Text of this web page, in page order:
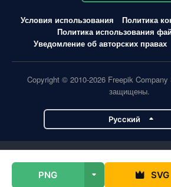
PNG SVG
Условия использования
Политика
Политика использования
Уведомление об авторских правах
Copyright © 2010-2026 Freepik
защищены.
Pусский
Flaticon